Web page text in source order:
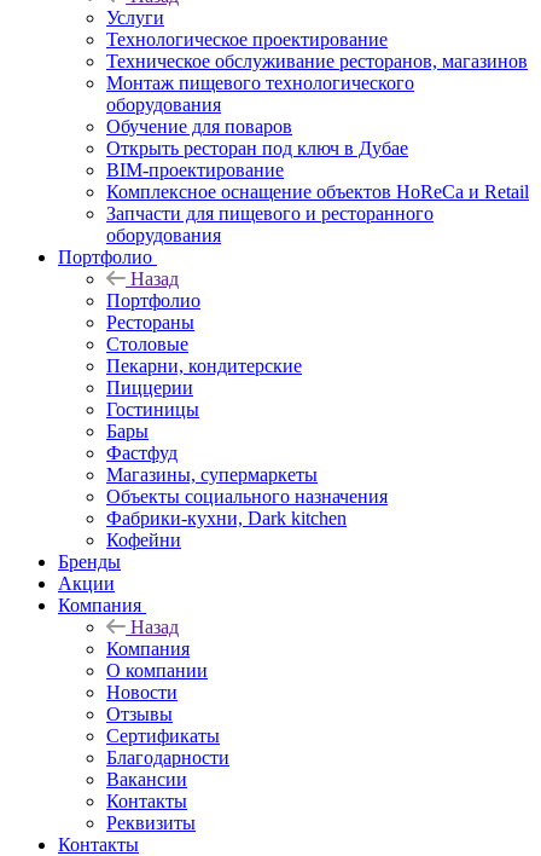
Услуги
Технологическое проектирование
Техническое обслуживание ресторанов, магазинов
Монтаж пищевого технологического
оборудования
Обучение для поваров
Открыть ресторан под ключ в Дубае
BIM-проектирование
Комплексное оснащение объектов HoReCa и Retail
Запчасти для пищевого и ресторанного
оборудования
Портфолио
Назад
Портфолио
Рестораны
Столовые
Пекарни, кондитерские
Пиццерии
Гостиницы
Бары
Фастфуд
Магазины, супермаркеты
Объекты социального назначения
Фабрики-кухни, Dark kitchen
Кофейни
Бренды
Акции
Компания
Назад
Компания
О компании
Новости
Отзывы
Сертификаты
Благодарности
Вакансии
Контакты
Реквизиты
Контакты